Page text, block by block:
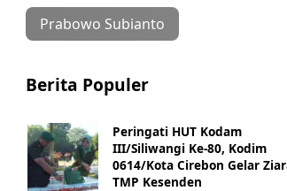
Prabowo Subianto
Berita Populer
Peringati HUT Kodam
III/Siliwangi Ke-80, Kodim
0614/Kota Cirebon Gelar
TMP Kesenden